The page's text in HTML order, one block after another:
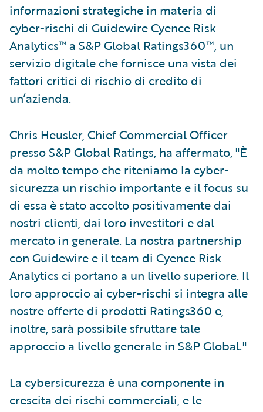
informazioni strategiche in materia di
cyber-rischi di Guidewire Cyence Risk
Analytics™ a S&P Global Ratings360™, un
servizio digitale che fornisce una vista dei
fattori critici di rischio di credito di
un’azienda.
Chris Heusler, Chief Commercial Officer
presso S&P Global Ratings, ha affermato, "È
da molto tempo che riteniamo la cyber-
sicurezza un rischio importante e il focus su
di essa è stato accolto positivamente dai
nostri clienti, dai loro investitori e dal
mercato in generale. La nostra partnership
con Guidewire e il team di Cyence Risk
Analytics ci portano a un livello superiore. Il
loro approccio ai cyber-rischi si integra alle
nostre offerte di prodotti Ratings360 e,
inoltre, sarà possibile sfruttare tale
approccio a livello generale in S&P Global."
La cybersicurezza è una componente in
crescita dei rischi commerciali, e le